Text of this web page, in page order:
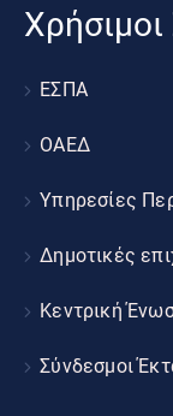
ΕΣΠΑ
ΟΑΕΔ
Υπηρεσίες
Δημοτικές
Κεντρική
Σύνδεσμοι